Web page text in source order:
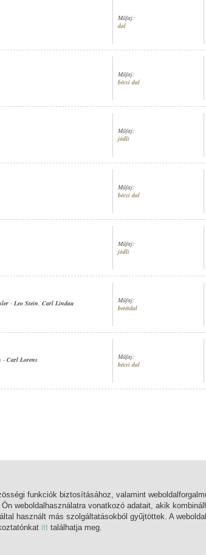
Műfaj:
dal
Műfaj:
bécsi dal
Műfaj:
jódli
Műfaj:
bécsi dal
Műfaj:
jódli
- Leo Stein, Carl Lindau
Műfaj:
betétdal
- Carl Lorens
Műfaj:
bécsi dal
funkciók biztosításához, valamint
weboldalhasználatra vonatkozó adatait, akik
használt más szolgáltatásokból gyűjtöttek. A
itt találhatja meg.